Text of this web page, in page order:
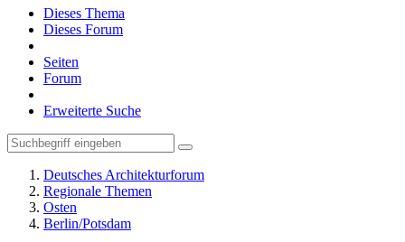
Dieses Thema
Dieses Forum
Seiten
Forum
Erweiterte Suche
Deutsches Architekturforum
Regionale Themen
Osten
Berlin/Potsdam